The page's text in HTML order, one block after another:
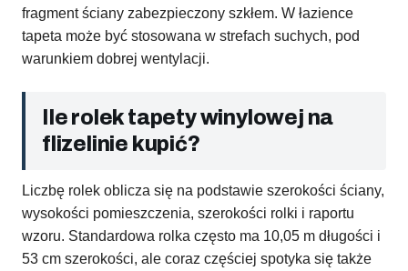
fragment ściany zabezpieczony szkłem. W łazience
tapeta może być stosowana w strefach suchych, pod
warunkiem dobrej wentylacji.
Ile rolek tapety winylowej na
flizelinie kupić?
Liczbę rolek oblicza się na podstawie szerokości ściany,
wysokości pomieszczenia, szerokości rolki i raportu
wzoru. Standardowa rolka często ma 10,05 m długości i
53 cm szerokości, ale coraz częściej spotyka się także